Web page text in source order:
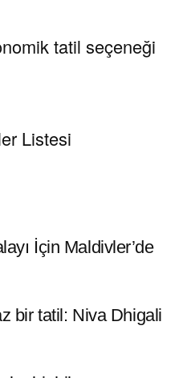
tatil seçeneği
Listesi
İçin Maldivler’de
bir tatil: Niva Dhigali